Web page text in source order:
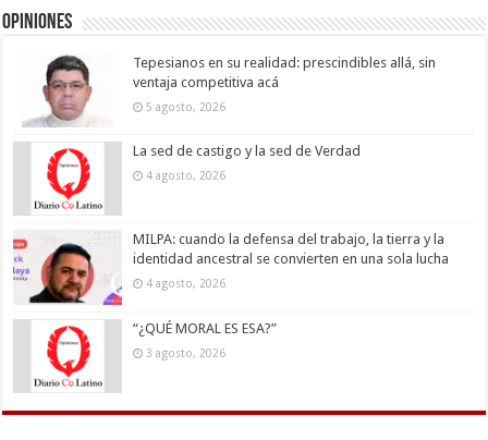
Opiniones
Tepesianos en su realidad: prescindibles allá, sin
ventaja competitiva acá
5 agosto, 2026
La sed de castigo y la sed de Verdad
4 agosto, 2026
MILPA: cuando la defensa del trabajo, la tierra y la
identidad ancestral se convierten en una sola lucha
4 agosto, 2026
“¿QUÉ MORAL ES ESA?”
3 agosto, 2026